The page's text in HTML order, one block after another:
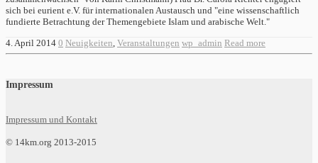
sich bei eurient e.V. für internationalen Austausch und "eine wissenschaftlich
fundierte Betrachtung der Themengebiete Islam und arabische Welt."
4. April 2014 0 Neuigkeiten Veranstaltungen wp_admin Read more
Impressum
Impressum und Kontakt
© 14km.org 2013-2015